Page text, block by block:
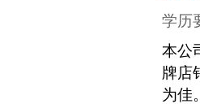
学历
本公
牌店
为佳